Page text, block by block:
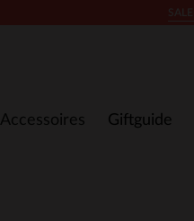
Accessoires Giftguide